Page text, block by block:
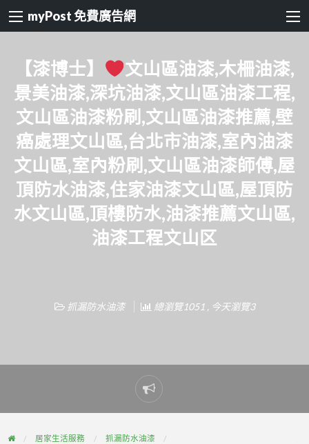
myPost 免費廣告網
【漆博士】
文山區油漆,木柵油漆,
景美油漆,深坑油漆,文山區油漆工程,
文山區油漆粉刷,文山區油漆推薦,壁
癌處理文山區,台北市油漆,室內油漆
文山區,室內粉刷,文山區油漆師傅,屋
頂防水油漆,住家油漆文山區,屋頂防
水文山區,頂樓防水,油漆推薦文山區,
油漆工程文山区
抓漏防水油漆 總瀏覽1051 , 今天瀏覽3
Report
problem
居家生活服務
抓漏防水油漆